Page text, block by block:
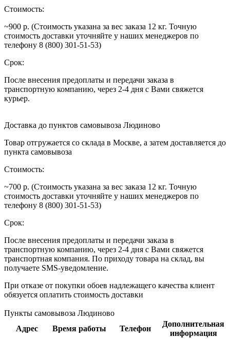
Стоимость:
~900 р. (Стоимость указана за вес заказа 12 кг. Точную
стоимость доставки уточняйте у наших менеджеров по
телефону 8 (800) 301-51-53)
Срок:
После внесения предоплаты и передачи заказа в
транспортную компанию, через 2-4 дня с Вами свяжется
курьер.
Доставка до пунктов самовывоза Людиново
Товар отгружается со склада в Москве, а затем доставляется до
пункта самовывоза
Стоимость:
~700 р. (Стоимость указана за вес заказа 12 кг. Точную
стоимость доставки уточняйте у наших менеджеров по
телефону 8 (800) 301-51-53)
Срок:
После внесения предоплаты и передачи заказа в
транспортную компанию, через 2-4 дня с Вами свяжется
транспортная компания. По приходу товара на склад, вы
получаете SMS-уведомление.
При отказе от покупки обоев надлежащего качества клиент
обязуется оплатить стоимость доставки
Пункты самовывоза Людиново
Адрес
Время работы Телефон
Дополнительная
информация